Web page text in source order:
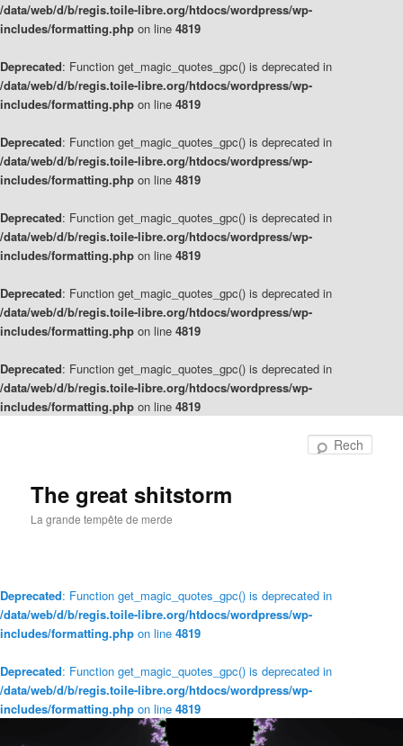
/data/web/d/b/regis.toile-libre.org/htdocs/wordpress/wp-
includes/formatting.php on line 4819
Deprecated: Function get_magic_quotes_gpc() is deprecated in
/data/web/d/b/regis.toile-libre.org/htdocs/wordpress/wp-
includes/formatting.php on line 4819
Deprecated: Function get_magic_quotes_gpc() is deprecated in
/data/web/d/b/regis.toile-libre.org/htdocs/wordpress/wp-
includes/formatting.php on line 4819
Deprecated: Function get_magic_quotes_gpc() is deprecated in
/data/web/d/b/regis.toile-libre.org/htdocs/wordpress/wp-
includes/formatting.php on line 4819
Deprecated: Function get_magic_quotes_gpc() is deprecated in
/data/web/d/b/regis.toile-libre.org/htdocs/wordpress/wp-
includes/formatting.php on line 4819
Deprecated: Function get_magic_quotes_gpc() is deprecated in
/data/web/d/b/regis.toile-libre.org/htdocs/wordpress/wp-
includes/formatting.php on line 4819
The great shitstorm
La grande tempête de merde
Deprecated: Function get_magic_quotes_gpc() is deprecated in
/data/web/d/b/regis.toile-libre.org/htdocs/wordpress/wp-
includes/formatting.php on line 4819
Deprecated: Function get_magic_quotes_gpc() is deprecated in
/data/web/d/b/regis.toile-libre.org/htdocs/wordpress/wp-
includes/formatting.php on line 4819